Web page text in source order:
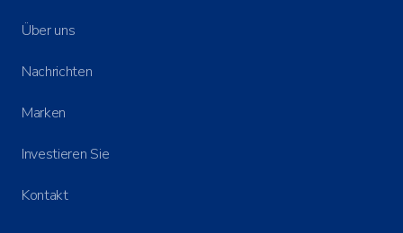
Über uns
Nachrichten
Marken
Investieren Sie
Kontakt